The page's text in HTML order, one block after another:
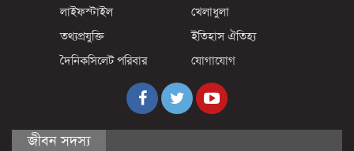
লাইফস্টাইল
খেলাধুলা
তথ্যপ্রযুক্তি
ইতিহাস ঐতিহ্য
দৈনিকসিলেট পরিবার
যোগাযোগ
জীবন সদস্য